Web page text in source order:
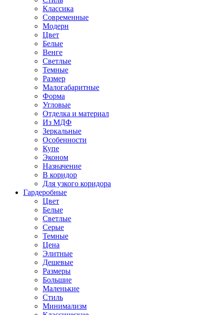
Классика
Современные
Модерн
Цвет
Белые
Венге
Светлые
Темные
Размер
Малогабаритные
Форма
Угловые
Отделка и материал
Из МДФ
Зеркальные
Особенности
Купе
Эконом
Назначение
В коридор
Для узкого коридора
Гардеробные
Цвет
Белые
Светлые
Серые
Темные
Цена
Элитные
Дешевые
Размеры
Большие
Маленькие
Стиль
Минимализм